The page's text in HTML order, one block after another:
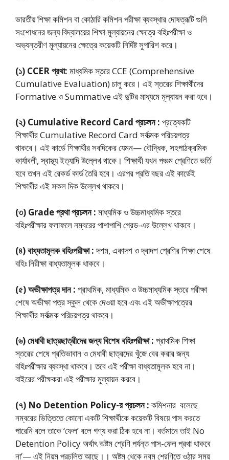
ভারতীয় শিক্ষা কমিশন বা কোঠারি কমিশন পরীক্ষা ব্যবস্থার দোষত্রূটি গুলি
সংশোধনের জন্য বিদ্যালয়ের শিক্ষা মূল্যায়নের ক্ষেত্রে বহিঃপরীক্ষা ও
অভ্যন্তরীণ মূল্যায়নের ক্ষেত্রে কয়েকটি নির্দিষ্ট সুপারিশ করে।
(১) CCER প্রথা: মাধ্যমিক স্তরে CCE (Comprehensive
Cumulative Evaluation) চালু করে। এই স্তরের শিক্ষার্থীদের
Formative ও Summative এই দুটির মাধ্যমে মূল্যায়ন করা হবে।
(২) Cumulative Record Card প্রচলন : প্রত্যেকটি
শিক্ষার্থীর Cumulative Record Card সর্বাত্মক পরিচয়পত্র
থাকবে। এই কার্ডে শিক্ষার্থীর সবদিকের যেমন— বৌদ্ধিক, সহপাঠক্রমিক
কার্যাবলী, স্বাস্থ্য ইত্যাদি উল্লেখ থাকে। শিক্ষার্থী যখন পঞ্চম শ্রেণিতে ভর্তি
হবে তখন এই রেকর্ড কার্ড তৈরি হবে। এরপর প্রতি বছর এই কার্ডেই
শিক্ষার্থীর এই সকল দিক উল্লেখ থাকবে।
(৩) Grade প্রথা প্রচলন : মাধ্যমিক ও উচ্চমাধ্যমিক স্তরে
বহিঃপরীক্ষার ফলাফলে নম্বরের পাশাপাশি গ্রেড-এর উল্লেখ থাকবে।
(৪) বাধ্যতামূলক বহিঃপরীক্ষা :দশম, একাদশ ও দ্বাদশ শ্রেণির শিক্ষা শেষে
বহিঃ নিরীক্ষা বাধ্যতামূলক থাকবে।
(৫) অভীক্ষাপত্র দান : প্রাথমিক, মাধ্যমিক ও উচ্চমাধ্যমিক স্তরে পরীক্ষা
শেষে অভীক্ষা পত্র স্কুল থেকে দেওয়া হবে এবং এই অভীক্ষাপত্রের
শিক্ষার্থীর সর্বাত্মক পরিচয়পত্র থাকবে।
(৬) মেধাবী ছাত্রছাত্রীদের জন্য বিশেষ বহিঃপরীক্ষা : প্রাথমিক শিক্ষা
স্তরের শেষে প্রতিভাবান ও মেধাবী ছাত্রদের খুঁজে বের করার জন্য
বহিঃপরীক্ষার ব্যবস্থা থাকবে। তবে এই পরীক্ষা বাধ্যতামূলক হবে না।
বাইরের পরীক্ষকরা এই পরীক্ষার মূল্যায়ন করবে।
(৭) No Detention Policy-র প্রচলন : কমিশনার বলেছে
নম্বরের ভিত্তিতে কোনাে একটি শিক্ষার্থীকে কয়েকটি বিষয়ে পাস করতে
পারেনি বলে তাকে ‘ফেল’ বলে গণ্য করা ঠিক হবে না। বর্তমানে তাই No
Detention Policy অর্থাৎ অষ্টম শ্রেণি পর্যন্ত পাস-ফেল প্রথা থাকবে
না’— এই নিয়ম প্রচলিত আছে।। অষ্টম থেকে নবম শ্রেণিতে ওঠার সময়